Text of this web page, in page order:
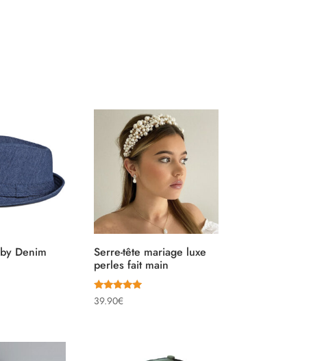
Denim
Serre-tête mariage luxe
perles fait main
Note
5.00
39.90€